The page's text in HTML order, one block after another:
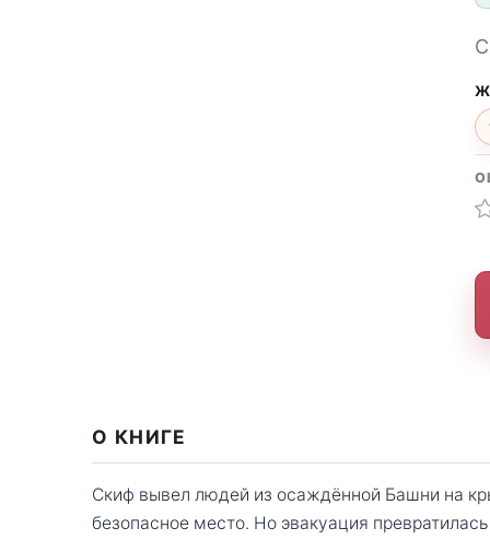
О КНИГЕ
Скиф вывел людей из осаждённой Башни на
безопасное место. Но эвакуация